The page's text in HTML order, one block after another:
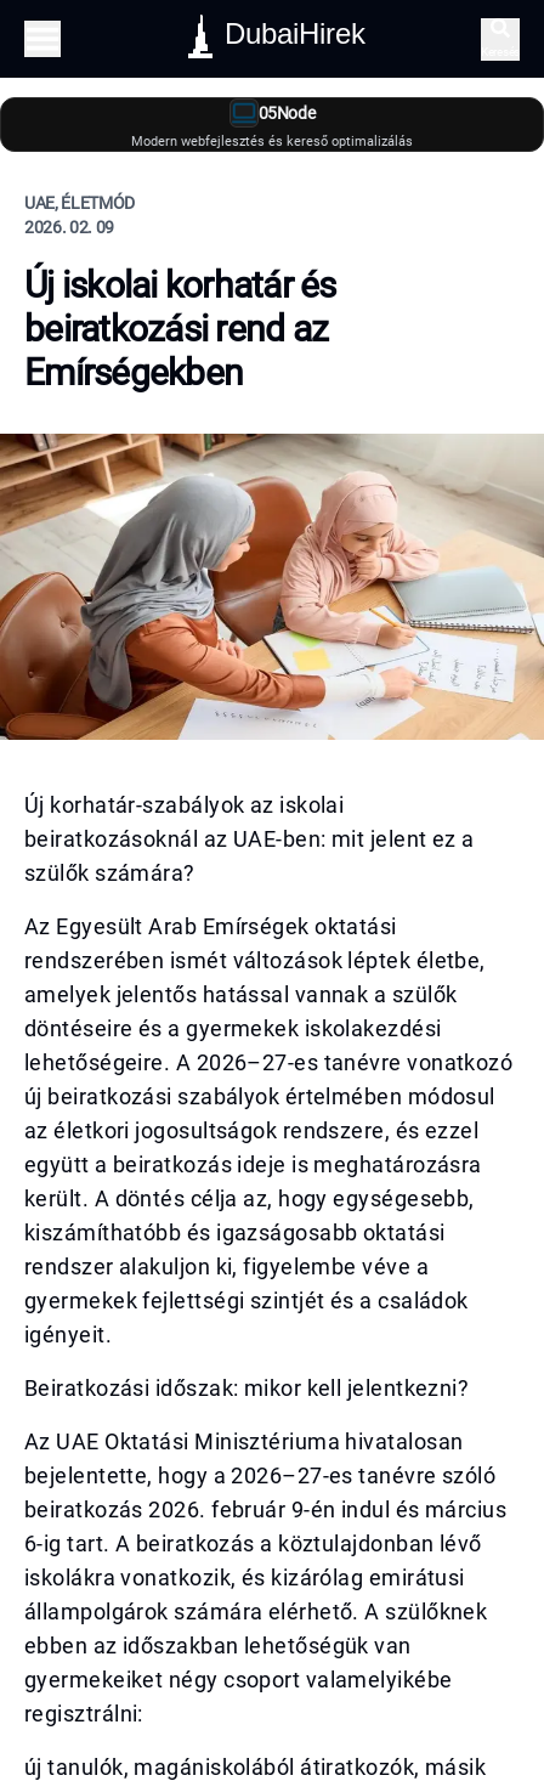
DubaiHirek
05Node
Modern webfejlesztés és kereső optimalizálás
UAE, ÉLETMÓD
2026. 02. 09
Új iskolai korhatár és
beiratkozási rend az
Emírségekben
Új korhatár-szabályok az iskolai
beiratkozásoknál az UAE-ben: mit jelent ez a
szülők számára?
Az Egyesült Arab Emírségek oktatási
rendszerében ismét változások léptek életbe,
amelyek jelentős hatással vannak a szülők
döntéseire és a gyermekek iskolakezdési
lehetőségeire. A 2026–27-es tanévre vonatkozó
új beiratkozási szabályok értelmében módosul
az életkori jogosultságok rendszere, és ezzel
együtt a beiratkozás ideje is meghatározásra
került. A döntés célja az, hogy egységesebb,
kiszámíthatóbb és igazságosabb oktatási
rendszer alakuljon ki, figyelembe véve a
gyermekek fejlettségi szintjét és a családok
igényeit.
Beiratkozási időszak: mikor kell jelentkezni?
Az UAE Oktatási Minisztériuma hivatalosan
bejelentette, hogy a 2026–27-es tanévre szóló
beiratkozás 2026. február 9-én indul és március
6-ig tart. A beiratkozás a köztulajdonban lévő
iskolákra vonatkozik, és kizárólag emirátusi
állampolgárok számára elérhető. A szülőknek
ebben az időszakban lehetőségük van
gyermekeiket négy csoport valamelyikébe
regisztrálni:
új tanulók, magániskolából átiratkozók, másik